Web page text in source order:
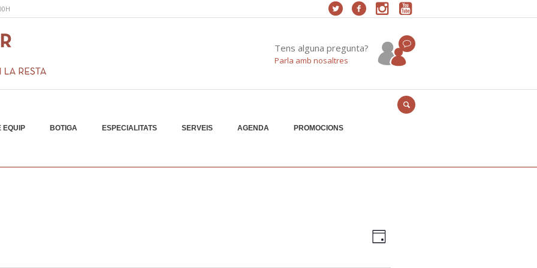
Tens alguna pregunta?
Parla amb nosaltres
EQUIP BOTIGA ESPECIALITATS SERVEIS AGENDA PROMOCIONS
Vistes
Navegació
Dia